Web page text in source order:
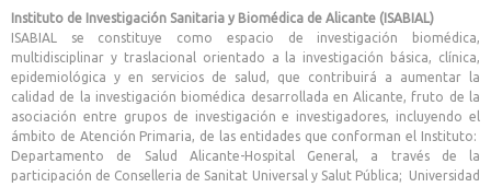
Instituto de Investigación Sanitaria y Biomédica de Alicante (ISABIAL)
ISABIAL se constituye como espacio de investigación biomédica,
multidisciplinar y traslacional orientado a la investigación básica, clínica,
epidemiológica y en servicios de salud, que contribuirá a aumentar la
calidad de la investigación biomédica desarrollada en Alicante, fruto de la
asociación entre grupos de investigación e investigadores, incluyendo el
ámbito de Atención Primaria, de las entidades que conforman el Instituto:
Departamento de Salud Alicante-Hospital General, a través de la
participación de Conselleria de Sanitat Universal y Salut Pública; Universidad